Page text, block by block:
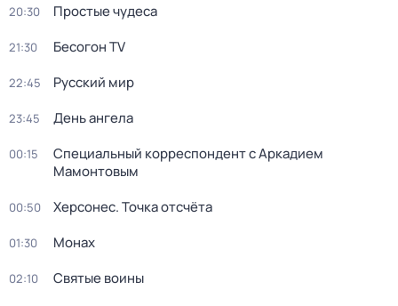
20:30 Простые чудеса
21:30 Бесогон TV
22:45 Русский мир
23:45 День ангела
00:15
Специальный корреспондент с Аркадием
Мамонтовым
00:50 Херсонес. Точка отсчёта
01:30 Монах
02:10 Святые воины